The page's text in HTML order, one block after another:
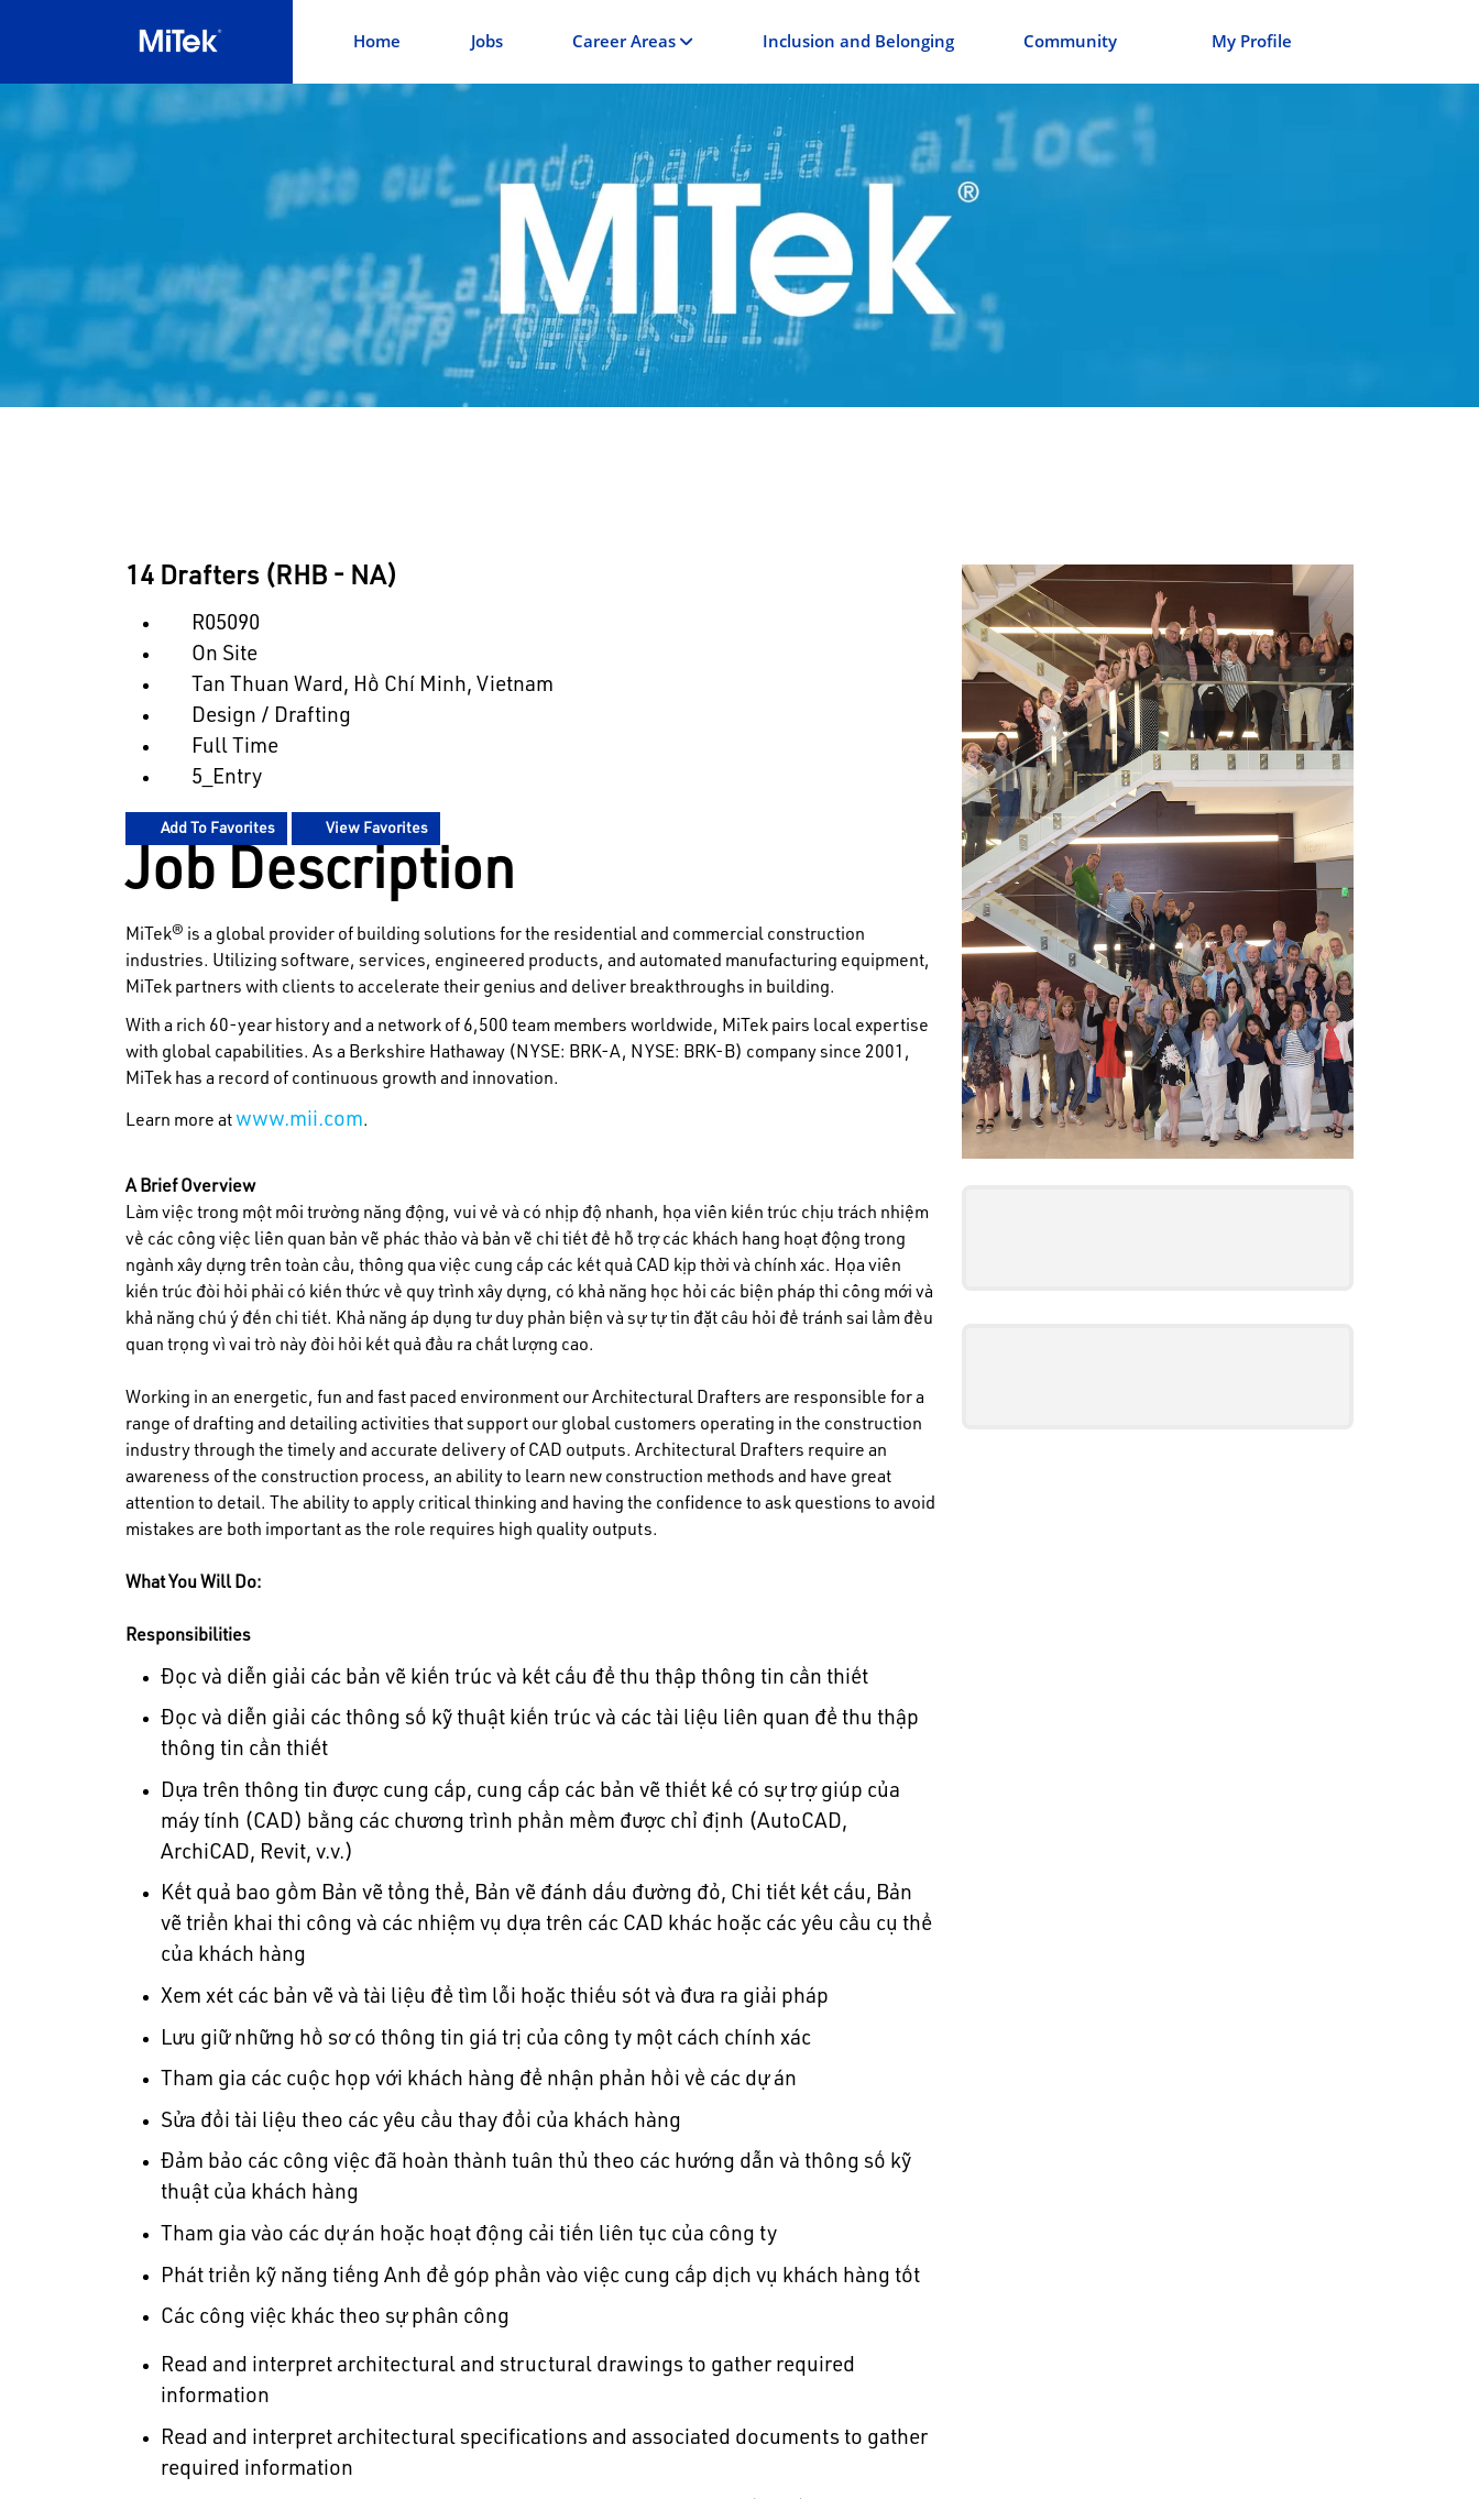
Home Jobs Career Areas Inclusion and Belonging Community My Profile
14 Drafters (RHB - NA)
R05090
On Site
Tan Thuan Ward, Hồ Chí Minh, Vietnam
Design / Drafting
Full Time
5_Entry
Add To Favorites View Favorites
Job Description
MiTek® is a global provider of building solutions for the residential and commercial construction
industries. Utilizing software, services, engineered products, and automated manufacturing equipment,
MiTek partners with clients to accelerate their genius and deliver breakthroughs in building.
With a rich 60-year history and a network of 6,500 team members worldwide, MiTek pairs local expertise
with global capabilities. As a Berkshire Hathaway (NYSE: BRK-A, NYSE: BRK-B) company since 2001,
MiTek has a record of continuous growth and innovation.
Learn more atwww.mii.com.
A Brief Overview
Làm việc trong một môi trường năng động, vui vẻ và có nhịp độ nhanh, họa viên kiến trúc chịu trách nhiệm
về các công việc liên quan bản vẽ phác thảo và bản vẽ chi tiết để hỗ trợ các khách hang hoạt động trong
ngành xây dựng trên toàn cầu, thông qua việc cung cấp các kết quả CAD kịp thời và chính xác. Họa viên
kiến trúc đòi hỏi phải có kiến thức về quy trình xây dựng, có khả năng học hỏi các biện pháp thi công mới và
khả năng chú ý đến chi tiết. Khả năng áp dụng tư duy phản biện và sự tự tin đặt câu hỏi để tránh sai lầm đều
quan trọng vì vai trò này đòi hỏi kết quả đầu ra chất lượng cao.
Working in an energetic, fun and fast paced environment our Architectural Drafters are responsible for a
range of drafting and detailing activities that support our global customers operating in the construction
industry through the timely and accurate delivery of CAD outputs. Architectural Drafters require an
awareness of the construction process, an ability to learn new construction methods and have great
attention to detail. The ability to apply critical thinking and having the confidence to ask questions to avoid
mistakes are both important as the role requires high quality outputs.
What You Will Do:
Responsibilities
Đọc và diễn giải các bản vẽ kiến trúc và kết cấu để thu thập thông tin cần thiết
Đọc và diễn giải các thông số kỹ thuật kiến trúc và các tài liệu liên quan để thu thập
thông tin cần thiết
Dựa trên thông tin được cung cấp, cung cấp các bản vẽ thiết kế có sự trợ giúp của
máy tính (CAD) bằng các chương trình phần mềm được chỉ định (AutoCAD,
ArchiCAD, Revit, v.v.)
Kết quả bao gồm Bản vẽ tổng thể, Bản vẽ đánh dấu đường đỏ, Chi tiết kết cấu, Bản
vẽ triển khai thi công và các nhiệm vụ dựa trên các CAD khác hoặc các yêu cầu cụ thể
của khách hàng
Xem xét các bản vẽ và tài liệu để tìm lỗi hoặc thiếu sót và đưa ra giải pháp
Lưu giữ những hồ sơ có thông tin giá trị của công ty một cách chính xác
Tham gia các cuộc họp với khách hàng để nhận phản hồi về các dự án
Sửa đổi tài liệu theo các yêu cầu thay đổi của khách hàng
Đảm bảo các công việc đã hoàn thành tuân thủ theo các hướng dẫn và thông số kỹ
thuật của khách hàng
Tham gia vào các dự án hoặc hoạt động cải tiến liên tục của công ty
Phát triển kỹ năng tiếng Anh để góp phần vào việc cung cấp dịch vụ khách hàng tốt
Các công việc khác theo sự phân công
Read and interpret architectural and structural drawings to gather required
information
Read and interpret architectural specifications and associated documents to gather
required information